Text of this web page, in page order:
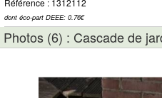
Référence : 1312112
dont éco-part DEEE: 0.76€
Photos (6) : Cascade de